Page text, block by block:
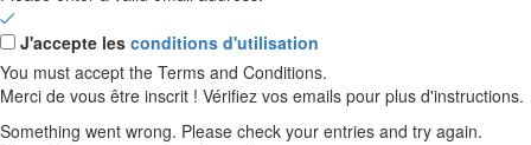
J'accepte les conditions d'utilisation
You must accept the Terms and Conditions.
Merci de vous être inscrit ! Vérifiez vos emails pour plus d'instructions.
Something went wrong. Please check your entries and try again.